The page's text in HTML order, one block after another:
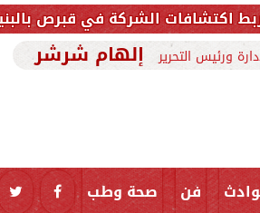
في قبرص بالبنية التحتية
ورئيس التحرير إلهام شرشر
فن صحة وطب تكنولوجيا